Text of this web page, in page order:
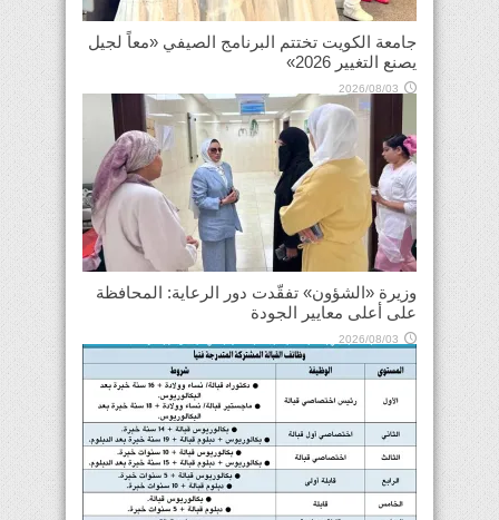
جامعة الكويت تختتم البرنامج الصيفي «معاً لجيل
يصنع التغيير 2026»
2026/08/03
وزيرة «الشؤون» تفقّدت دور الرعاية: المحافظة
على أعلى معايير الجودة
2026/08/03